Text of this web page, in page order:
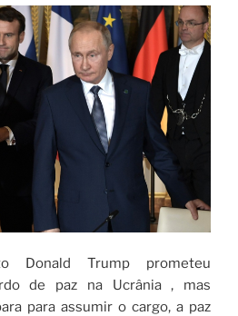
Donald Trump prometeu
de paz na Ucrânia , mas
para assumir o cargo, a paz